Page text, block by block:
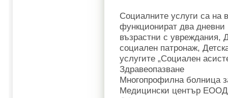
Социалните услуги са на
функционират два
възрастни с
социален патронаж,
услугите „Социален
Здравеопазване
Многопрофилна болница
Медицински център ЕООД